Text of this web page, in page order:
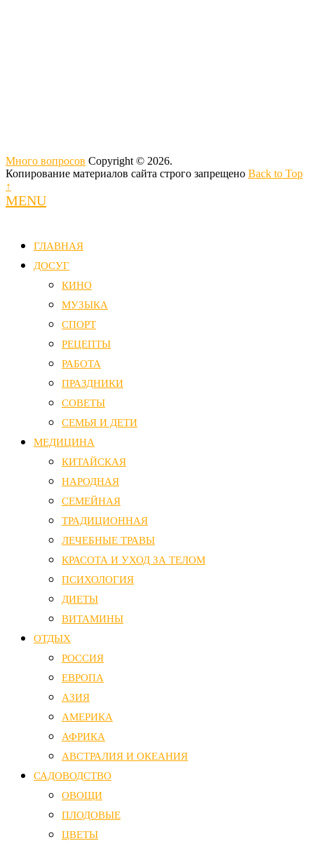
Много вопросов Copyright © 2026.
Копирование материалов сайта строго запрещено Back to Top
↑
MENU
ГЛАВНАЯ
ДОСУГ
КИНО
МУЗЫКА
СПОРТ
РЕЦЕПТЫ
РАБОТА
ПРАЗДНИКИ
СОВЕТЫ
СЕМЬЯ И ДЕТИ
МЕДИЦИНА
КИТАЙСКАЯ
НАРОДНАЯ
СЕМЕЙНАЯ
ТРАДИЦИОННАЯ
ЛЕЧЕБНЫЕ ТРАВЫ
КРАСОТА И УХОД ЗА ТЕЛОМ
ПСИХОЛОГИЯ
ДИЕТЫ
ВИТАМИНЫ
ОТДЫХ
РОССИЯ
ЕВРОПА
АЗИЯ
АМЕРИКА
АФРИКА
АВСТРАЛИЯ И ОКЕАНИЯ
САДОВОДСТВО
ОВОЩИ
ПЛОДОВЫЕ
ЦВЕТЫ